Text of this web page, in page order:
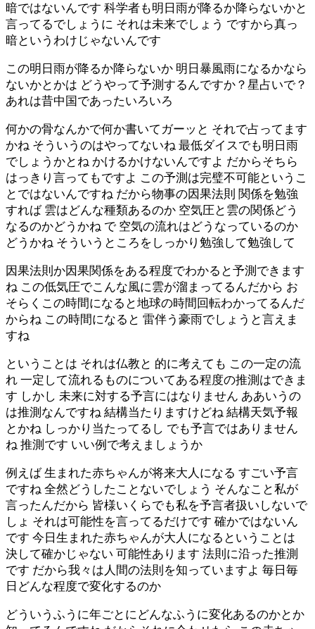
暗ではないんです 科学者も明日雨が降るか降らないかと
言ってるでしょうに それは未来でしょう ですから真っ
暗というわけじゃないんです
この明日雨が降るか降らないか 明日暴風雨になるかなら
ないかとかは どうやって予測するんですか？星占いで？
あれは昔中国であったいろいろ
何かの骨なんかで何か書いてガーッと それで占ってます
かね そういうのはやってないね 最低ダイスでも明日雨
でしょうかとね かけるかけないんですよ だからそちら
はっきり言ってもですよ この予測は完璧不可能というこ
とではないんですね だから物事の因果法則 関係を勉強
すれば 雲はどんな種類あるのか 空気圧と雲の関係どう
なるのかどうかね で 空気の流れはどうなっているのか
どうかね そういうところをしっかり勉強して勉強して
因果法則か因果関係をある程度でわかると予測できます
ね この低気圧でこんな風に雲が溜まってるんだから お
そらくこの時間になると地球の時間回転わかってるんだ
からね この時間になると 雷伴う豪雨でしょうと言えま
すね
ということは それは仏教と 的に考えても この一定の流
れ 一定して流れるものについてある程度の推測はできま
す しかし 未来に対する予言にはなりません ああいうの
は推測なんですね 結構当たりますけどね 結構天気予報
とかね しっかり当たってるし でも予言ではありません
ね 推測です いい例で考えましょうか
例えば 生まれた赤ちゃんが将来大人になる すごい予言
ですね 全然どうしたことないでしょう そんなこと私が
言ったんだから 皆様いくらでも私を予言者扱いしないで
しょ それは可能性を言ってるだけです 確かではないん
です 今日生まれた赤ちゃんが大人になるということは
決して確かじゃない 可能性あります 法則に沿った推測
です だから我々は人間の法則を知っていますよ 毎日毎
日どんな程度で変化するのか
どういうふうに年ごとにどんなふうに変化あるのかとか